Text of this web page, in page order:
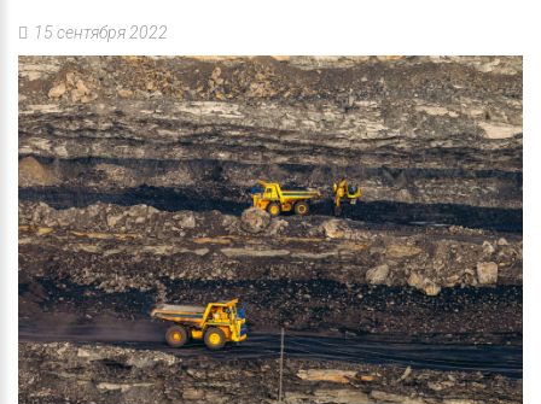
15 сентября 2022